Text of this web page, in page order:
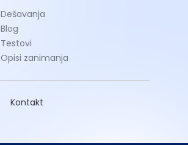
Dešavanja
Blog
Testovi
Opisi zanimanja
Kontakt